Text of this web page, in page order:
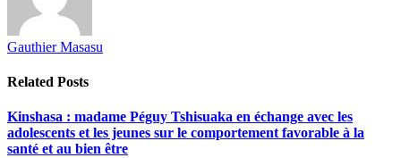
Gauthier Masasu
Related Posts
Kinshasa : madame Péguy Tshisuaka en échange avec les
adolescents et les jeunes sur le comportement favorable à la
santé et au bien être